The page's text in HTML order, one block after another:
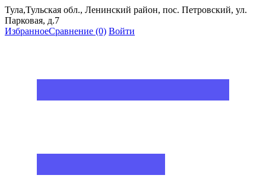
Тула,Тульская обл., Ленинский район, пос. Петровский, ул.
Парковая, д.7
ИзбранноеСравнение (0) Войти